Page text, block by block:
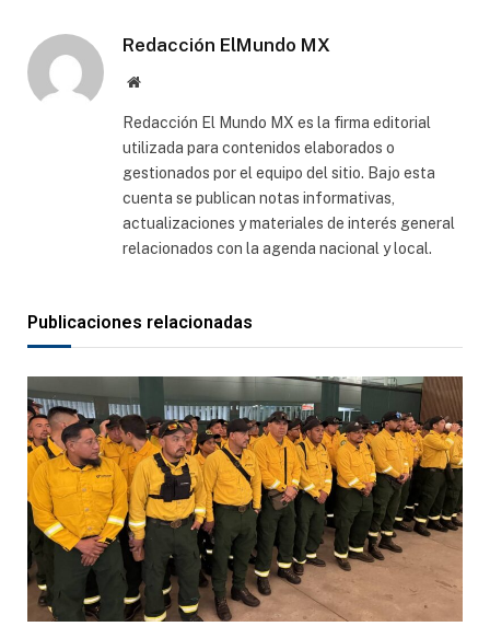
Redacción ElMundo MX
Sitio
Redacción El Mundo MX es la firma editorial
utilizada para contenidos elaborados o
gestionados por el equipo del sitio. Bajo esta
cuenta se publican notas informativas,
actualizaciones y materiales de interés general
relacionados con la agenda nacional y local.
Publicaciones relacionadas